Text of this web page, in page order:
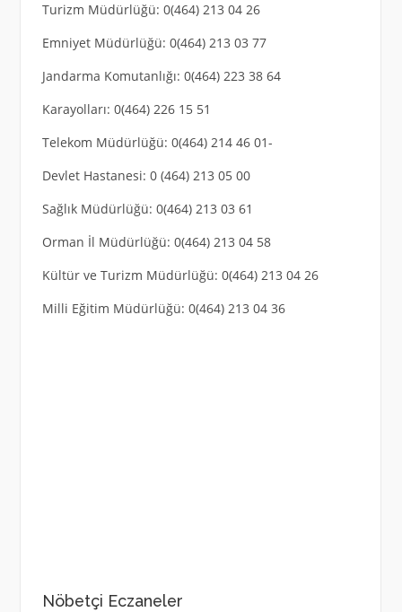
Turizm Müdürlüğü: 0(464) 213 04 26
Emniyet Müdürlüğü: 0(464) 213 03 77
Jandarma Komutanlığı: 0(464) 223 38 64
Karayolları: 0(464) 226 15 51
Telekom Müdürlüğü: 0(464) 214 46 01-
Devlet Hastanesi: 0 (464) 213 05 00
Sağlık Müdürlüğü: 0(464) 213 03 61
Orman İl Müdürlüğü: 0(464) 213 04 58
Kültür ve Turizm Müdürlüğü: 0(464) 213 04 26
Milli Eğitim Müdürlüğü: 0(464) 213 04 36
Nöbetçi Eczaneler